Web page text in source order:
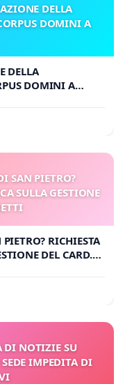
DELLA
DOMINI A
DELLA
DOMINI A
SAN PIETRO?
SULLA GESTIONE
RICHIESTA
DEL CARD.
DI NOTIZIE SU
IMPEDITA DI